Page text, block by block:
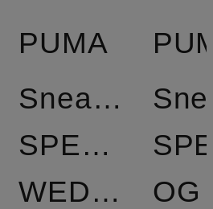
PUMA
Sneaker
SPEEDCAT
WEDGE
OG